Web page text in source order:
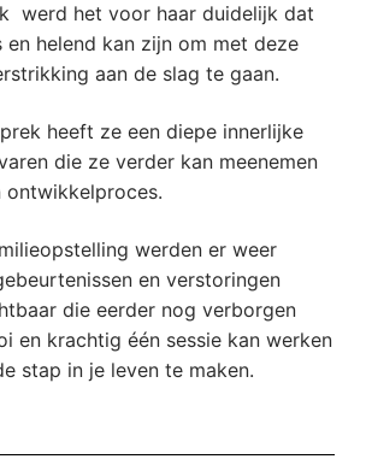
werd het voor haar duidelijk dat
en helend kan zijn om met deze
aan de slag te gaan.
heeft ze een diepe innerlijke
die ze verder kan meenemen
ontwikkelproces.
werden er weer
en verstoringen
die eerder nog verborgen
en krachtig één sessie kan werken
stap in je leven te maken.